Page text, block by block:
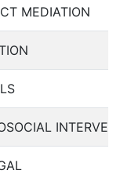
MEDIATION